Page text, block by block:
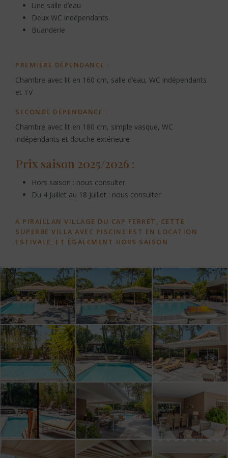
Une salle d’eau
Deux WC indépendants
Buanderie
PREMIÈRE DÉPENDANCE :
Chambre avec lit en 160 cm, salle d’eau, WC indépendants
et TV
SECONDE DÉPENDANCE :
Chambre avec lit en 180 cm, simple vasque, WC
indépendants et douche extérieure
Prix saison 2025/2026 :
Hors saison : nous consulter
Du 4 Juillet au 18 Juillet : nous consulter
A PIRAILLAN VILLAGE DU CAP FERRET, CETTE
SUPERBE VILLA AVEC PISCINE EST EN LOCATION
ESTIVALE, ET ÉGALEMENT HORS SAISON